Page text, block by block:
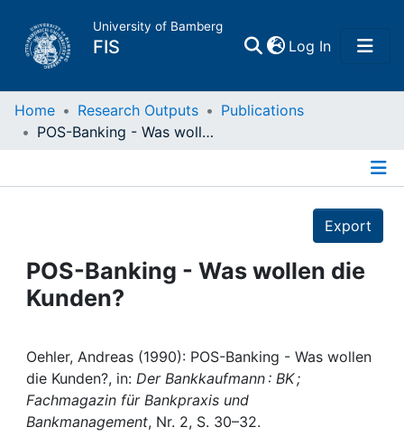
University of Bamberg
FIS Log In(current)
Home
Projects
People
Institutions
Awards
Home Research Outputs
Publications
POS-Banking - Was wollen die Kunden?
Export
POS-Banking - Was wollen die
Kunden?
Oehler, Andreas (1990): POS-Banking - Was wollen
die Kunden?, in: Der Bankkaufmann : BK ;
Fachmagazin für Bankpraxis und
Bankmanagement, Nr. 2, S. 30–32.